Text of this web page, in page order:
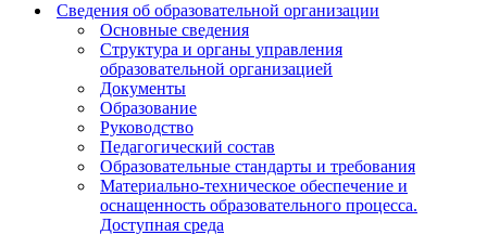
Сведения об образовательной организации
Основные сведения
Структура и органы управления
образовательной организацией
Документы
Образование
Руководство
Педагогический состав
Образовательные стандарты и требования
Материально-техническое обеспечение и
оснащенность образовательного процесса.
Доступная среда